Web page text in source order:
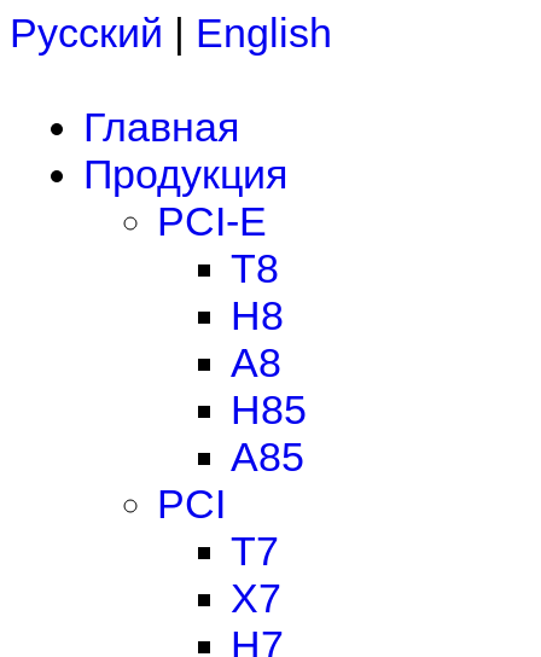
Русский | English
Главная
Продукция
PCI-E
T8
H8
A8
H85
A85
PCI
T7
X7
H7